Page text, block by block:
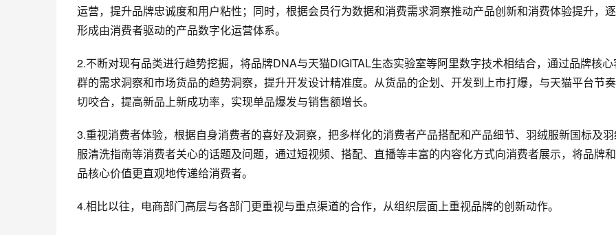
运营，提升品牌忠诚度和用户粘性；同时，根据会员行为数据和消费需求洞察推动产品创新和消费体验提升，
形成由消费者驱动的产品数字化运营体系。
2.不断对现有品类进行趋势挖掘，将品牌DNA与天猫DIGITAL生态实验室等阿里数字技术相结合，通过品牌核心
群的需求洞察和市场货品的趋势洞察，提升开发设计精准度。从货品的企划、开发到上市打爆，与天猫平台节
切咬合，提高新品上新成功率，实现单品爆发与销售额增长。
3.重视消费者体验，根据自身消费者的喜好及洞察，把多样化的消费者产品搭配和产品细节、羽绒服新国标及
服清洗指南等消费者关心的话题及问题，通过短视频、搭配、直播等丰富的内容化方式向消费者展示，将品牌
品核心价值更直观地传递给消费者。
4.相比以往，电商部门高层与各部门更重视与重点渠道的合作，从组织层面上重视品牌的创新动作。